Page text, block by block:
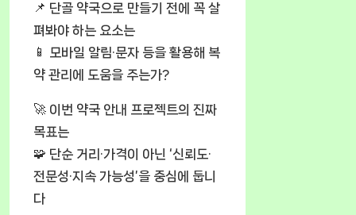
📌 단골 약국으로 만들기 전에 꼭 살
펴봐야 하는 요소는
📱 모바일 알림·문자 등을 활용해 복
약 관리에 도움을 주는가?
🚀 이번 약국 안내 프로젝트의 진짜
목표는
🧩 단순 거리·가격이 아닌 ‘신뢰도·
전문성·지속 가능성’을 중심에 둡니
다